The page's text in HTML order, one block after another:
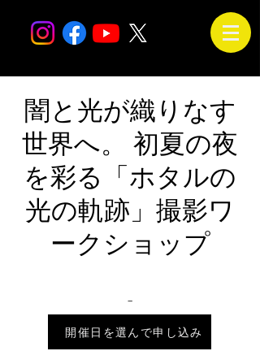
闇と光が織りなす
世界へ。 初夏の夜
を彩る「ホタルの
光の軌跡」撮影ワ
ークショップ
_
2026年7月14日 18:00 – 21:30
会場は未定です。
開催日を選んで申し込み